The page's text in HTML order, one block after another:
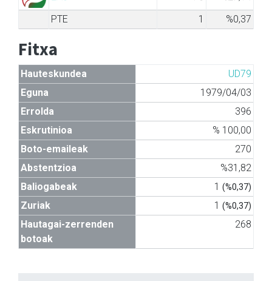
PTE
1 %0,37
Fitxa
Hauteskundea
UD79
Eguna
1979/04/03
Errolda
396
Eskrutinioa
% 100,00
Boto-emaileak
270
Abstentzioa
%31,82
Baliogabeak
1 (%0,37)
Zuriak 1 (%0,37)
Hautagai-zerrenden
botoak
268